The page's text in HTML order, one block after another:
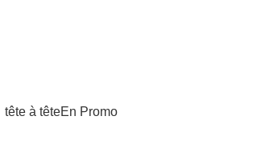
tête à têteEn Promo